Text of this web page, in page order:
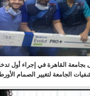
بجامعة القاهرة في إجراء أول
الجامعة لتغيير الصمام